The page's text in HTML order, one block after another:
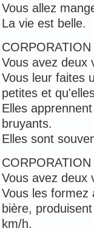
Vous allez
La vie est belle.
Vous avez deux
Vous leur faites
petites et
Elles
bruyants.
Elles sont
Vous avez deux
Vous les formez
bière,
km/h.